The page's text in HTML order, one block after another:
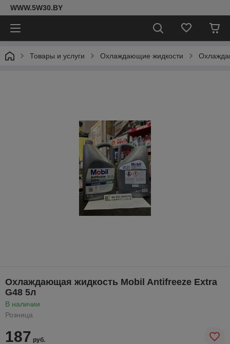
WWW.5W30.BY
Товары и услуги Охлаждающие жидкости
Охлаждающая жидкость Mobil Antifreeze Extra
G48 5л
В наличии
Розница
187 руб.